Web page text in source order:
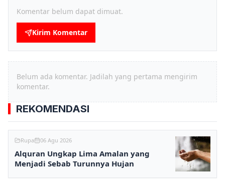
Komentar belum dapat dimuat.
Kirim Komentar
Belum ada komentar. Jadilah yang pertama mengirim
komentar.
REKOMENDASI
Rupa 06 Agu 2026
Alquran Ungkap Lima Amalan yang
Menjadi Sebab Turunnya Hujan